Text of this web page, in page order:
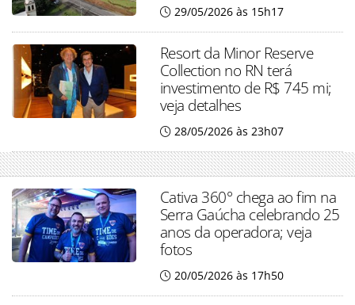
29/05/2026 às 15h17
Resort da Minor Reserve
Collection no RN terá
investimento de R$ 745 mi;
veja detalhes
28/05/2026 às 23h07
Cativa 360° chega ao fim na
Serra Gaúcha celebrando 25
anos da operadora; veja
fotos
20/05/2026 às 17h50